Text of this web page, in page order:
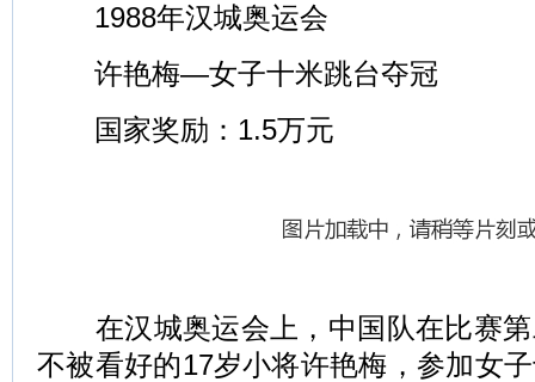
1988年汉城奥运会
许艳梅—女子十米跳台夺冠
国家奖励：1.5万元
在汉城奥运会上，中国队在比赛第
不被看好的17岁小将许艳梅，参加女